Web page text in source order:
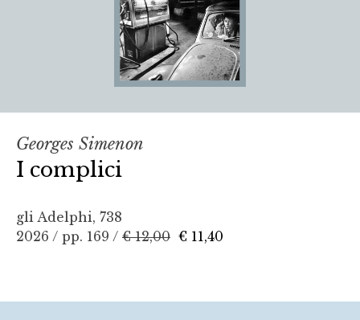
Georges Simenon
I complici
gli Adelphi, 738
2026 / pp. 169 / € 12,00 € 11,40